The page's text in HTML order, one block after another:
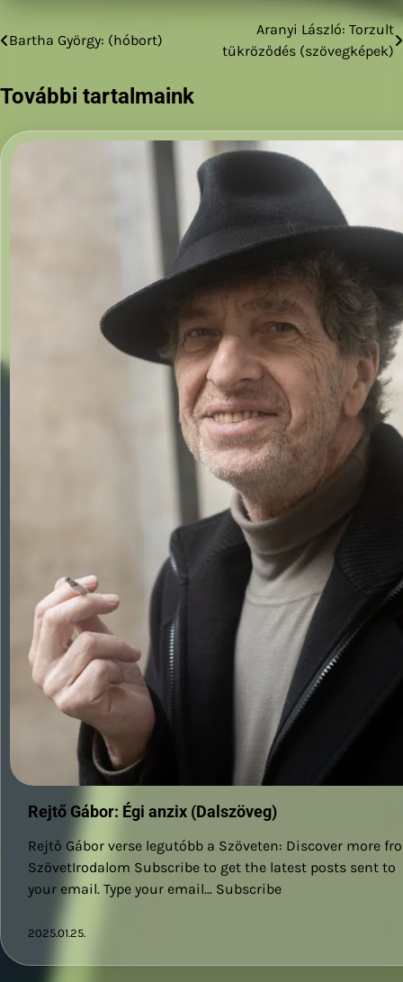
Bejegyzés
Bartha György: (hóbort)
Aranyi László: Torzult
tükröződés (szövegképek)
További tartalmaink
Rejtő Gábor: Égi anzix (Dalszöveg)
Rejtő Gábor verse legutóbb a Szöveten: Discover more
SzövetIrodalom Subscribe to get the latest posts sent to
your email. Type your email… Subscribe
2025.01.25.